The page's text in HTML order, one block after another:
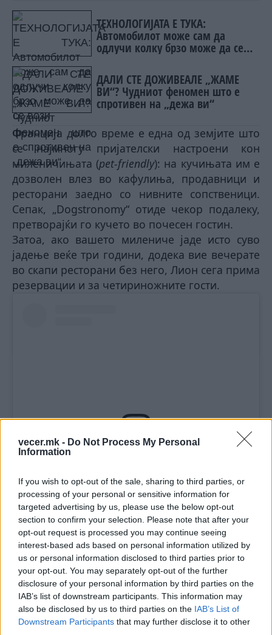
vecer.mk - Do Not Process My Personal
Information
If you wish to opt-out of the sale, sharing to third parties, or
processing of your personal or sensitive information for
targeted advertising by us, please use the below opt-out
section to confirm your selection. Please note that after your
opt-out request is processed you may continue seeing
interest-based ads based on personal information utilized by
us or personal information disclosed to third parties prior to
your opt-out. You may separately opt-out of the further
disclosure of your personal information by third parties on the
IAB’s list of downstream participants. This information may
also be disclosed by us to third parties on the IAB’s List of
Downstream Participants that may further disclose it to other
ТЕХНОЛОГИЈАТА Е ТУКА:
Автомобилот може сам да
одлучи колку брзо може да се
ДАЛИ СТЕ ДОЖИВЕАЛЕ „ЖАМЕ
ВИ“? Чудниот феномен што е
спротивен на „дежа ви“
Франција долго време е една од земјите што
се најмногу пријателски настроени кон
миленичињата (pet-friendly): на кучињата им е
дозволен влез во кафулиња, продавници и
ресторани заедно со нивните сопственици.
Сепак, „Dogstronomy“ отиде чекор подалеку,
претворајќи го кучето во почесен гостин.
Затоа, ако вашето милениче јаде исто суво
јадење веќе три години, додека вие вечерате
во скапи ресторани без него, Лион сега прима
резервации и за четириножните гости.
A post shared by TerrierPosts | Dog Memes (@terrierposts)
© Vecer.mk, правата за текстот се на редакцијата